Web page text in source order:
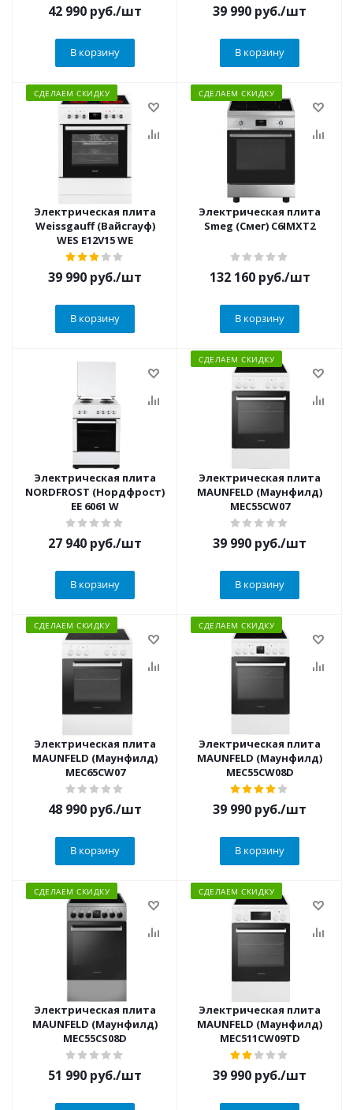
42 990 руб./шт
В корзину
39 990 руб./шт
В корзину
СДЕЛАЕМ СКИДКУ
Электрическая плита
Weissgauff (Вайсгауф)
WES E12V15 WE
39 990 руб./шт
В корзину
СДЕЛАЕМ СКИДКУ
Электрическая плита
Smeg (Смег) C6IMXT2
132 160руб./шт
В корзину
Электрическая плита
NORDFROST (Нордфрост)
EE 6061 W
27 940 руб./шт
В корзину
СДЕЛАЕМ СКИДКУ
Электрическая плита
MAUNFELD (Маунфилд)
MEC55CW07
39 990 руб./шт
В корзину
СДЕЛАЕМ СКИДКУ
Электрическая плита
MAUNFELD (Маунфилд)
MEC65CW07
48 990 руб./шт
В корзину
СДЕЛАЕМ СКИДКУ
Электрическая плита
MAUNFELD (Маунфилд)
MEC55CW08D
39 990 руб./шт
В корзину
СДЕЛАЕМ СКИДКУ
Электрическая плита
MAUNFELD (Маунфилд)
MEC55CS08D
51 990 руб./шт
СДЕЛАЕМ СКИДКУ
Электрическая плита
MAUNFELD (Маунфилд)
MEC511CW09TD
39 990 руб./шт